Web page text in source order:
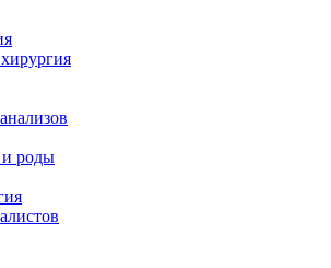
и роды